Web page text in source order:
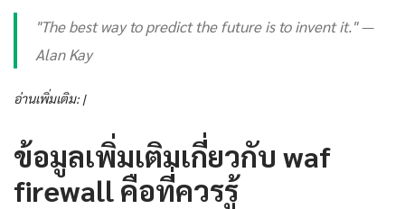
"The best way to predict the future is to invent it." —
Alan Kay
อ่านเพิ่มเติม: |
ข้อมูลเพิ่มเติมเกี่ยวกับ waf
firewall คือที่ควรรู้